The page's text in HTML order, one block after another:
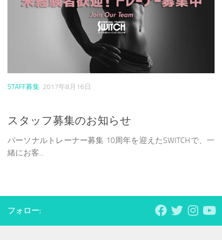
STAFF募集 2017年8月16日
スタッフ募集のお知らせ
パーソナルトレーナー募集 10周年を迎えたSWITCHで、一
緒にお客...
フォロー: